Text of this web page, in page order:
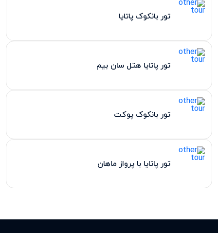
تور بانکوک پاتایا
تور پاتایا هتل سان بیم
تور بانکوک پوکت
تور پاتایا با پرواز ماهان